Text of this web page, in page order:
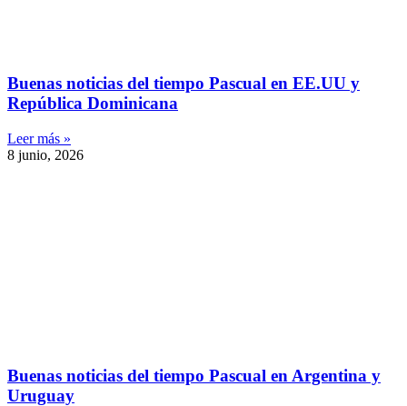
Buenas noticias del tiempo Pascual en EE.UU y
República Dominicana
Leer más »
8 junio, 2026
Buenas noticias del tiempo Pascual en Argentina y
Uruguay